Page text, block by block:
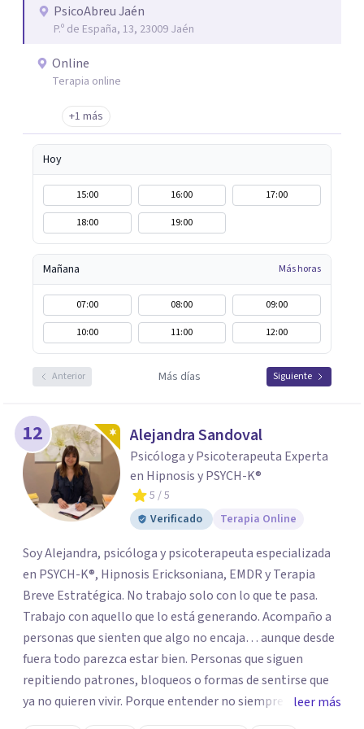
repetirse en el futuro.
PsicoAbreu Jaén
P.º de España, 13, 23009 Jaén
Online
Terapia online
+1 más
Hoy
15:00 16:00
17:00
18:00
19:00
Mañana Más horas
07:00 08:00
09:00
10:00
11:00 12:00
Anterior Más días Siguiente
12 Alejandra Sandoval
Psicóloga y Psicoterapeuta Experta
en Hipnosis y PSYCH-K®
5 / 5
Verificado
Terapia Online
Soy Alejandra, psicóloga y psicoterapeuta especializada
en PSYCH-K®, Hipnosis Ericksoniana, EMDR y Terapia
Breve Estratégica. No trabajo solo con lo que te pasa.
Trabajo con aquello que lo está generando. Acompaño a
personas que sienten que algo no encaja… aunque desde
fuera todo parezca estar bien. Personas que siguen
repitiendo patrones, bloqueos o formas de sentirse que
ya no quieren vivir. Porque entender no siempre
transforma. Mi enfoque va más allá de la conversación.
leer más